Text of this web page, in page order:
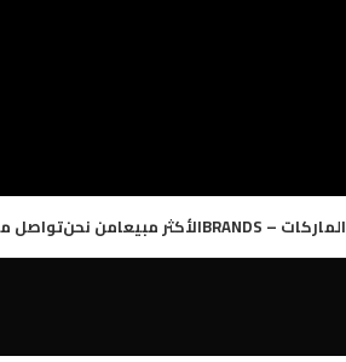
الماركات – BRANDS الأكثر مبيعامن نحنتواصل